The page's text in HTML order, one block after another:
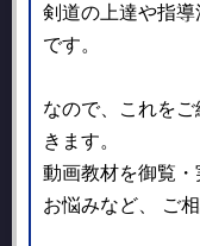
剣道の上達や指
です。
なので、これを
きます。
動画教材を御覧・
お悩みなど、
ご